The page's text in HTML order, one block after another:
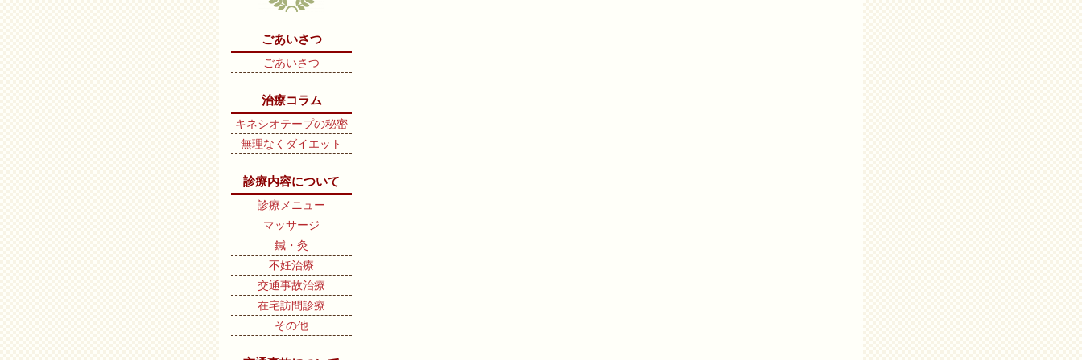
ごあいさつ
ごあいさつ
治療コラム
キネシオテープの秘密
無理なくダイエット
診療内容について
診療メニュー
マッサージ
鍼・灸
不妊治療
交通事故治療
在宅訪問診療
その他